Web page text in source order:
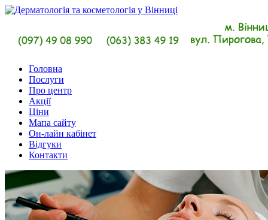
Головна
Послуги
Про центр
Акції
Ціни
Мапа сайту
Он-лайн кабінет
Відгуки
Контакти